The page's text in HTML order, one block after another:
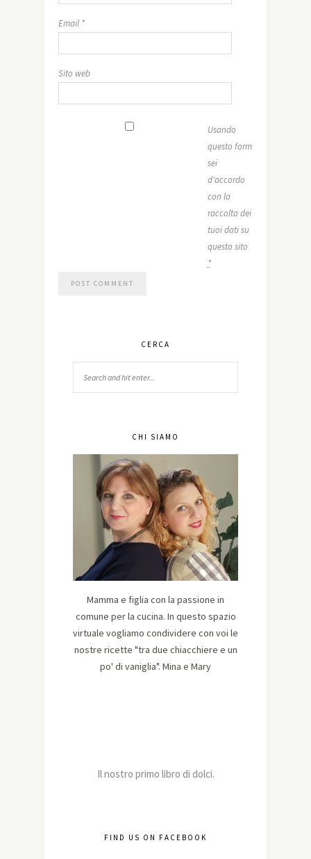
Email *
Sito web
Usando
questo form
sei
d'accordo
con la
raccolta dei
tuoi dati su
questo sito
*
CERCA
CHI SIAMO
Mamma e figlia con la passione in
comune per la cucina. In questo spazio
virtuale vogliamo condividere con voi le
nostre ricette "tra due chiacchiere e un
po' di vaniglia". Mina e Mary
Il nostro primo libro di dolci.
FIND US ON FACEBOOK